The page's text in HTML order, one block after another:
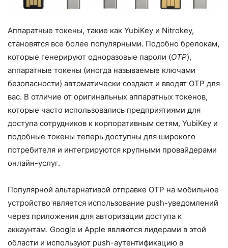
Аппаратные токены, такие как YubiKey и Nitrokey,
становятся все более популярными. Подобно брелокам,
которые генерируют одноразовые пароли (OTP),
аппаратные токены (иногда называемые ключами
безопасности) автоматически создают и вводят OTP для
вас. В отличие от оригинальных аппаратных токенов,
которые часто использовались предприятиями для
доступа сотрудников к корпоративным сетям, YubiKey и
подобные токены теперь доступны для широкого
потребителя и интегрируются крупными провайдерами
онлайн-услуг.
Популярной альтернативой отправке OTP на мобильное
устройство является использование push-уведомлений
через приложения для авторизации доступа к
аккаунтам. Google и Apple являются лидерами в этой
области и используют push-аутентификацию в